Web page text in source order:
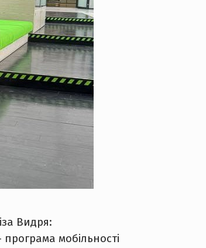
Видря:
мобільності